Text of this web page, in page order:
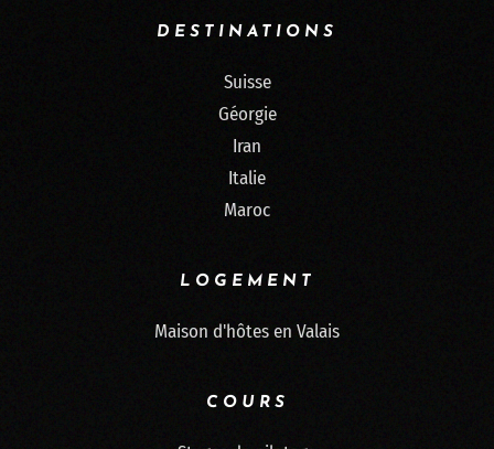
DESTINATIONS
Suisse
Géorgie
Iran
Italie
Maroc
LOGEMENT
Maison d'hôtes en Valais
COURS